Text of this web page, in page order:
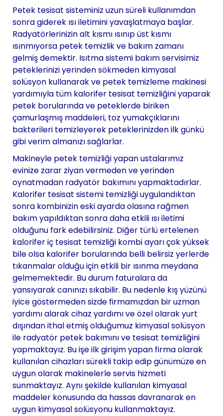
Petek tesisat sisteminiz uzun süreli kullanımdan
sonra giderek ısı iletimini yavaşlatmaya başlar.
Radyatörlerinizin alt kısmı ısınıp üst kısmı
ısınmıyorsa petek temizlik ve bakım zamanı
gelmiş demektir. Isıtma sistemi bakım servisimiz
peteklerinizi yerinden sökmeden kimyasal
solüsyon kullanarak ve petek temizleme makinesi
yardımıyla tüm kalorifer tesisat temizliğini yaparak
petek borularında ve peteklerde biriken
çamurlaşmış maddeleri, toz yumakçıklarını
bakterileri temizleyerek peteklerinizden ilk günkü
gibi verim almanızı sağlarlar.
Makineyle petek temizliği yapan ustalarımız
evinize zarar ziyan vermeden ve yerinden
oynatmadan radyatör bakımını yapmaktadırlar.
Kalorifer tesisat sistemi temizliği uygulandıktan
sonra kombinizin eski ayarda olasına rağmen
bakım yapıldıktan sonra daha etkili ısı iletimi
olduğunu fark edebilirsiniz. Diğer türlü ertelenen
kalorifer iç tesisat temizliği kombi ayarı çok yüksek
bile olsa kalorifer borularında belli belirsiz yerlerde
tıkanmalar olduğu için etkili bir ısınma meydana
gelmemektedir. Bu durum faturalara da
yansıyarak canınızı sıkabilir. Bu nedenle kış yüzünü
iyice göstermeden sizde firmamızdan bir uzman
yardımı alarak cihaz yardımı ve özel olarak yurt
dışından ithal etmiş olduğumuz kimyasal solüsyon
ile radyatör petek bakımını ve tesisat temizliğini
yapmaktayız. Bu işe ilk girişim yapan firma olarak
kullanılan cihazları sürekli takip edip günümüze en
uygun olarak makinelerle servis hizmeti
sunmaktayız. Aynı şekilde kullanılan kimyasal
maddeler konusunda da hassas davranarak en
uygun kimyasal solüsyonu kullanmaktayız.